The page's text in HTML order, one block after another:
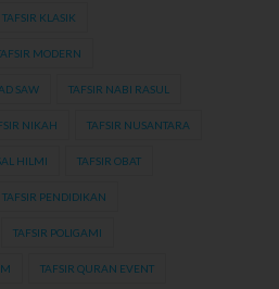
TAFSIR KLASIK
MODERN
SAW TAFSIR NABI RASUL
NIKAH TAFSIR NUSANTARA
HILMI TAFSIR OBAT
TAFSIR PENDIDIKAN
TAFSIR POLIGAMI
TAFSIR QURAN EVENT